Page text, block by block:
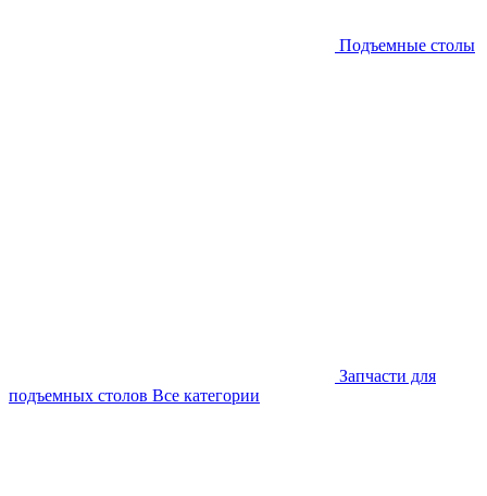
Подъемные столы
Запчасти для
подъемных столов Все категории